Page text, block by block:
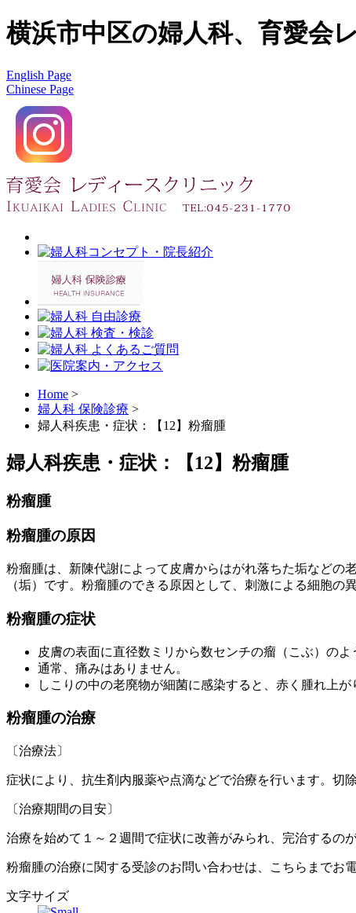
横浜市中区の婦人科、育愛会
English Page
Chinese Page
Home >
婦人科 保険診療 >
婦人科疾患・症状：【12】粉瘤腫
婦人科疾患・症状：【12】粉瘤腫
粉瘤腫
粉瘤腫の原因
粉瘤腫は、新陳代謝によって皮膚からはがれ落ちた垢などの
（垢）です。粉瘤腫のできる原因として、刺激による細胞
粉瘤腫の症状
皮膚の表面に直径数ミリから数センチの瘤（こぶ）のよ
通常、痛みはありません。
しこりの中の老廃物が細菌に感染すると、赤く腫れ上が
粉瘤腫の治療
〔治療法〕
症状により、抗生剤内服薬や点滴などで治療を行います。切
〔治療期間の目安〕
治療を始めて１～２週間で症状に改善がみられ、完治するの
粉瘤腫の治療に関する受診のお問い合わせは、こちらまでお電
文字サイズ